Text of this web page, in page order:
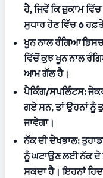
ਹੈ, ਜਿਵੇਂ ਕਿ ਜ਼ੁਕਾਮ
ਸੁਧਾਰ ਹੋਣ ਵਿੱਚ 6
ਖੂਨ ਨਾਲ ਰੰਗਿਆ
ਵਿੱਚੋਂ ਕੁਝ ਖੂਨ ਨਾਲ
ਆਮ ਗੱਲ ਹੈ।
ਪੈਕਿੰਗ/ਸਪਲਿੰਟਸ:
ਗਏ ਸਨ, ਤਾਂ ਉਹਨਾਂ ਨੂੰ
ਜਾਵੇਗਾ।
ਨੱਕ ਦੀ ਦੇਖਭਾਲ:
ਨੂੰ ਘਟਾਉਣ ਲਈ ਨੱਕ ਦੇ
ਸਕਦਾ ਹੈ। ਇਹਨਾਂ